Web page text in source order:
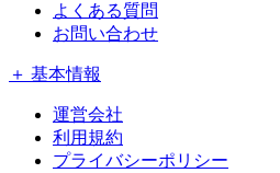
よくある質問
お問い合わせ
＋ 基本情報
運営会社
利用規約
プライバシーポリシー